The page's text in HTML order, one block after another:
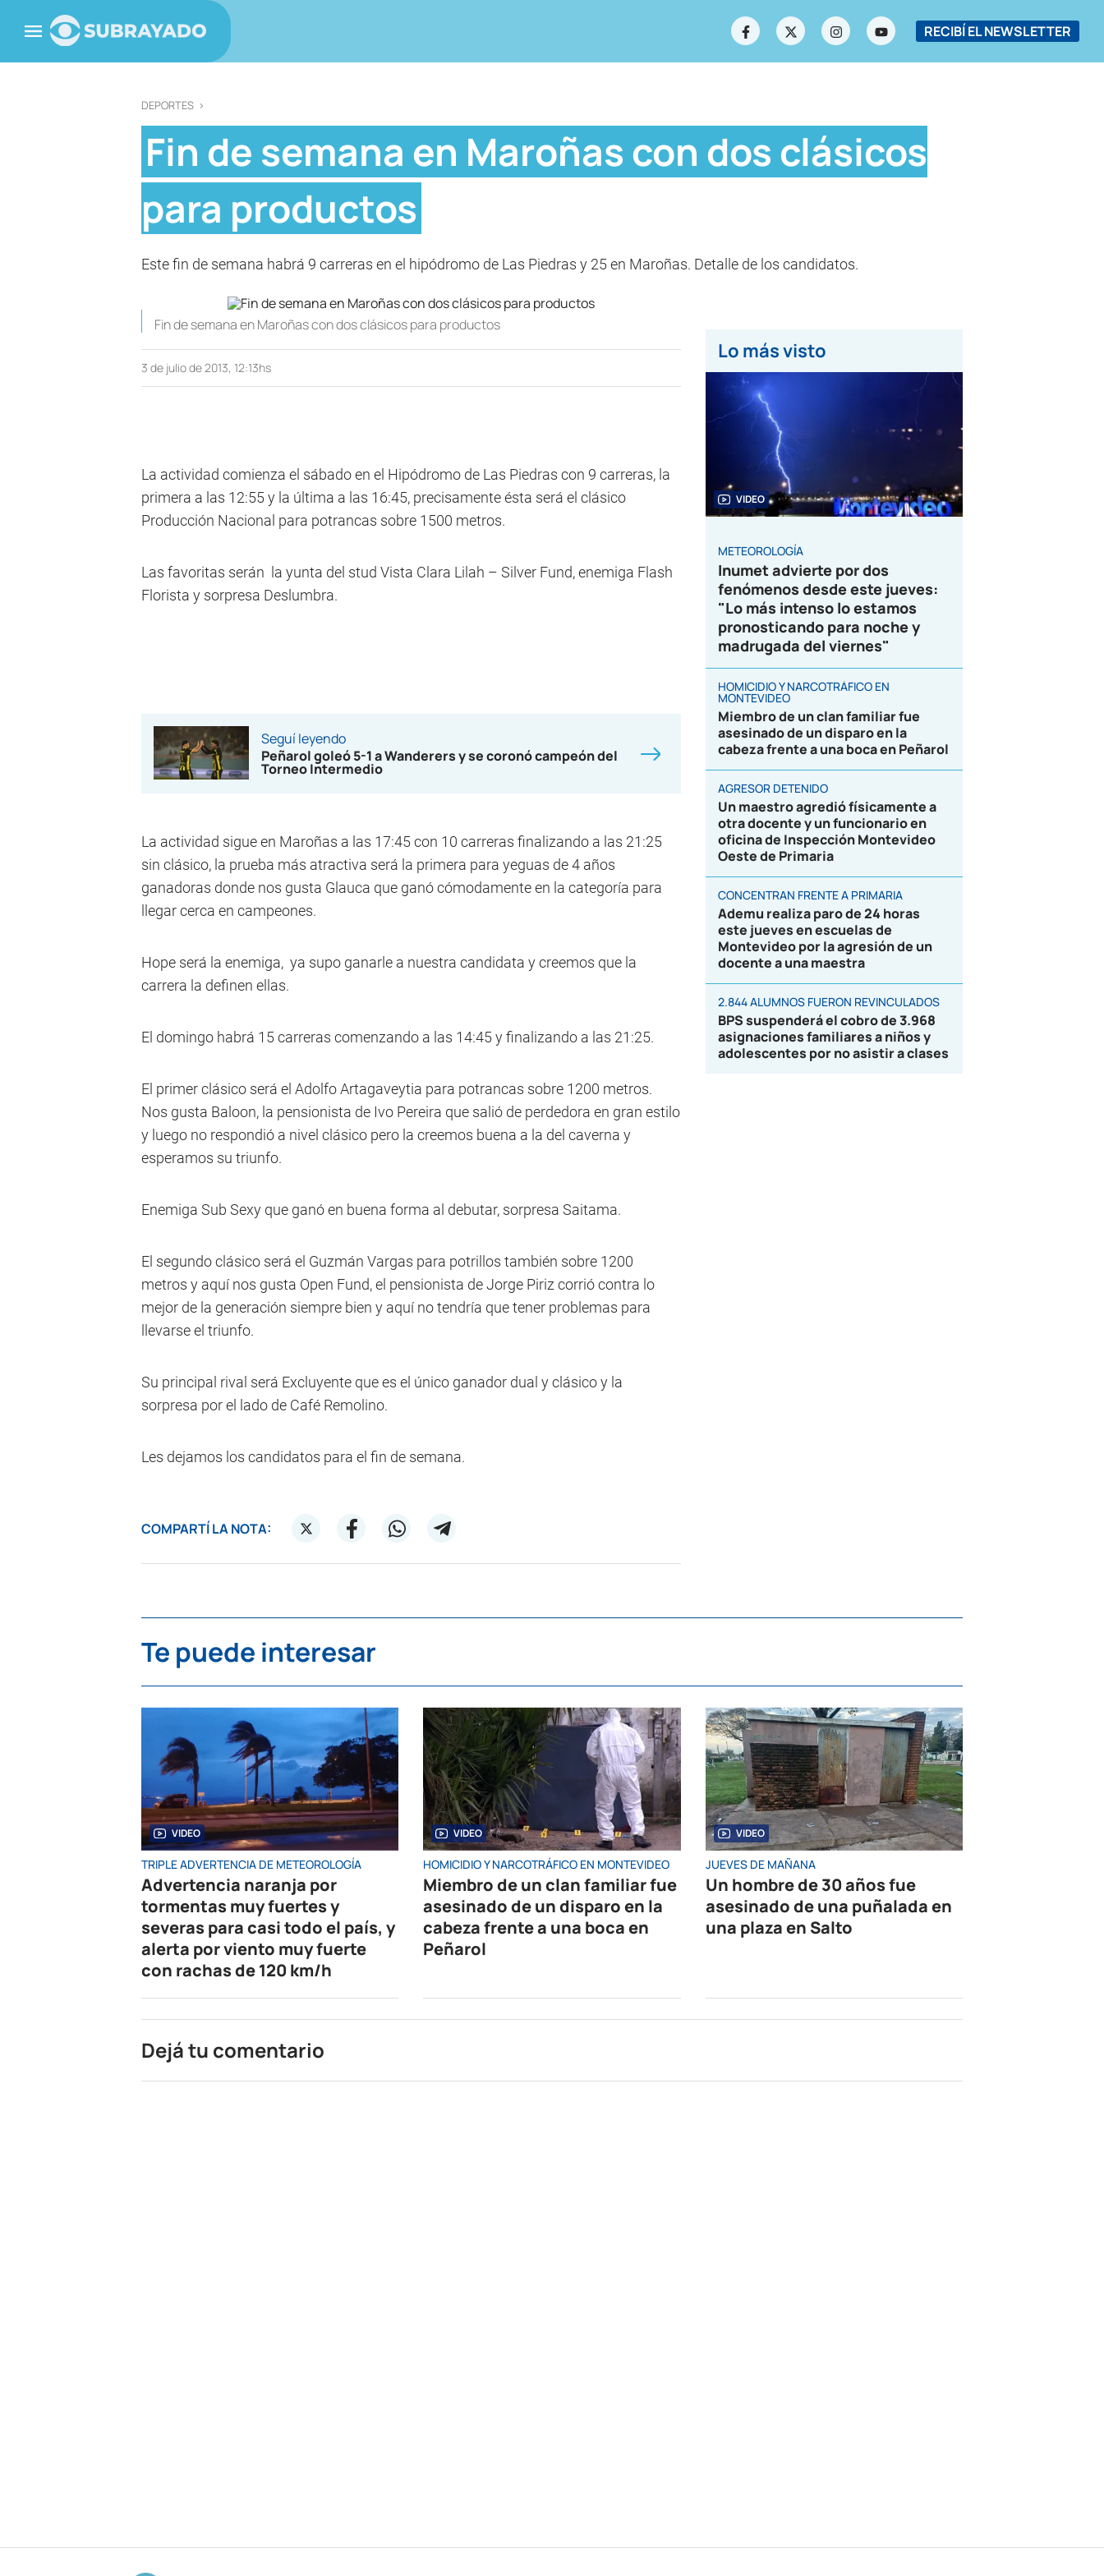
RECIBÍ EL NEWSLETTER
DEPORTES >
Fin de semana en Maroñas con dos clásicos
para productos
Este fin de semana habrá 9 carreras en el hipódromo de Las Piedras y 25 en Maroñas. Detalle de los candidatos.
Fin de semana en Maroñas con dos clásicos para productos
3 de julio de 2013, 12:13hs
La actividad comienza el sábado en el Hipódromo de Las Piedras con 9 carreras, la
primera a las 12:55 y la última a las 16:45, precisamente ésta será el clásico
Producción Nacional para potrancas sobre 1500 metros.
Las favoritas serán la yunta del stud Vista Clara Lilah – Silver Fund, enemiga Flash
Florista y sorpresa Deslumbra.
Seguí leyendo
Peñarol goleó 5-1 a Wanderers y se coronó campeón del
Torneo Intermedio
La actividad sigue en Maroñas a las 17:45 con 10 carreras finalizando a las 21:25
sin clásico, la prueba más atractiva será la primera para yeguas de 4 años
ganadoras donde nos gusta Glauca que ganó cómodamente en la categoría para
llegar cerca en campeones.
Hope será la enemiga, ya supo ganarle a nuestra candidata y creemos que la
carrera la definen ellas.
El domingo habrá 15 carreras comenzando a las 14:45 y finalizando a las 21:25.
El primer clásico será el Adolfo Artagaveytia para potrancas sobre 1200 metros.
Nos gusta Baloon, la pensionista de Ivo Pereira que salió de perdedora en gran estilo
y luego no respondió a nivel clásico pero la creemos buena a la del caverna y
esperamos su triunfo.
Enemiga Sub Sexy que ganó en buena forma al debutar, sorpresa Saitama.
El segundo clásico será el Guzmán Vargas para potrillos también sobre 1200
metros y aquí nos gusta Open Fund, el pensionista de Jorge Piriz corrió contra lo
mejor de la generación siempre bien y aquí no tendría que tener problemas para
llevarse el triunfo.
Su principal rival será Excluyente que es el único ganador dual y clásico y la
sorpresa por el lado de Café Remolino.
Les dejamos los candidatos para el fin de semana.
COMPARTÍ LA NOTA:
Lo más visto
VIDEO
METEOROLOGÍA
Inumet advierte por dos
fenómenos desde este jueves:
"Lo más intenso lo estamos
pronosticando para noche y
madrugada del viernes"
HOMICIDIO Y NARCOTRÁFICO EN
MONTEVIDEO
Miembro de un clan familiar fue
asesinado de un disparo en la
cabeza frente a una boca en Peñarol
AGRESOR DETENIDO
Un maestro agredió físicamente a
otra docente y un funcionario en
oficina de Inspección Montevideo
Oeste de Primaria
CONCENTRAN FRENTE A PRIMARIA
Ademu realiza paro de 24 horas
este jueves en escuelas de
Montevideo por la agresión de un
docente a una maestra
2.844 ALUMNOS FUERON REVINCULADOS
BPS suspenderá el cobro de 3.968
asignaciones familiares a niños y
adolescentes por no asistir a clases
Te puede interesar
VIDEO
TRIPLE ADVERTENCIA DE METEOROLOGÍA
Advertencia naranja por
tormentas muy fuertes y
severas para casi todo el país, y
alerta por viento muy fuerte
con rachas de 120 km/h
VIDEO
HOMICIDIO Y NARCOTRÁFICO EN MONTEVIDEO
Miembro de un clan familiar fue
asesinado de un disparo en la
cabeza frente a una boca en
Peñarol
VIDEO
JUEVES DE MAÑANA
Un hombre de 30 años fue
asesinado de una puñalada en
una plaza en Salto
Dejá tu comentario